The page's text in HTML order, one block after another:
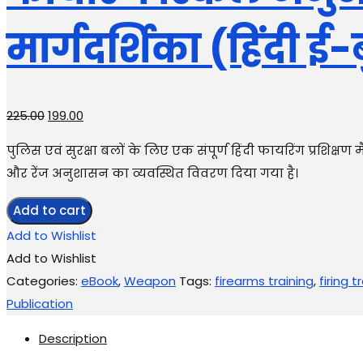
मार्गदर्शिका (हिंदी
225.00Original
was:
₹225.00.
199.00
is:
₹199.00.
पुलिस एवं सुरक्षा बलों के लिए एक संपूर्ण हिंदी फायरिंग
और रेंज अनुशासन का व्यवस्थित विवरण दिया गया है।
फायरिंग
स्किल
मैनुअल
–
प्रशिक्षण
Add to cart
Add to Wishlist
Add to Wishlist
Categories: eBook,Weapon Tags: firearms training, firing
Publication
Description